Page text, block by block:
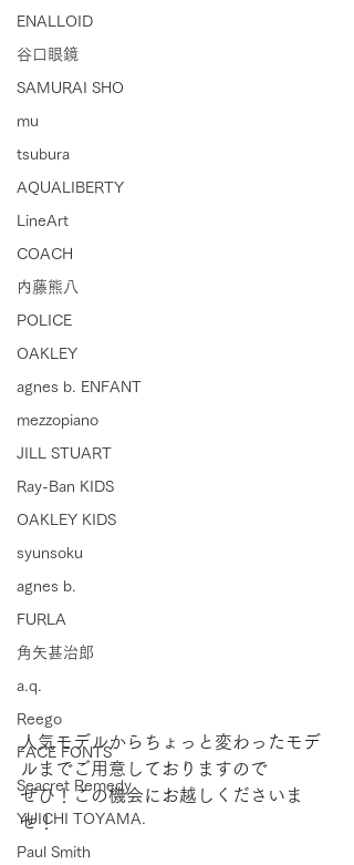
ENALLOID
谷口眼鏡
SAMURAI SHO
mu
tsubura
AQUALIBERTY
LineArt
COACH
内藤熊八
POLICE
OAKLEY
agnes b. ENFANT
mezzopiano
JILL STUART
Ray-Ban KIDS
OAKLEY KIDS
syunsoku
agnes b.
FURLA
角矢甚治郎
a.q.
Reego
FACE FONTS
Seacret Remedy
YUICHI TOYAMA.
Paul Smith
人気モデルからちょっと変わったモデ
ルまでご用意しておりますので
ぜひ！この機会にお越しくださいま
せ！